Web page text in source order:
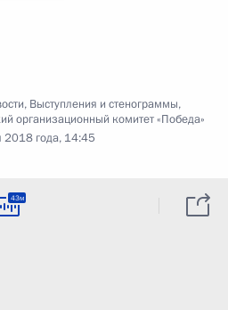
, Выступления и стенограммы,
организационный комитет «Победа»
2018 года, 14:45
43м